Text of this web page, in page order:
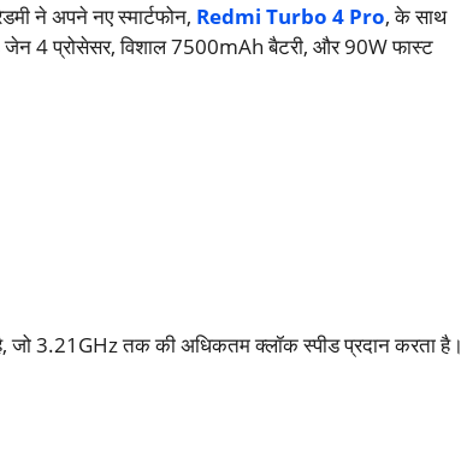
ने अपने नए स्मार्टफोन, Redmi Turbo 4 Pro, के साथ
4 प्रोसेसर, विशाल 7500mAh बैटरी, और 90W फास्ट
जो 3.21GHz तक की अधिकतम क्लॉक स्पीड प्रदान करता है।